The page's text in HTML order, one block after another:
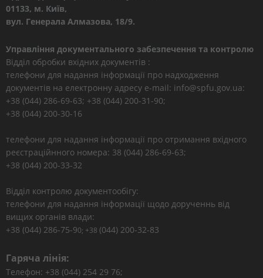
01133, м. Київ,
вул. Генерала Алмазова, 18/9.
Управління документального забезпечення та контролю
Відділ обробки вхідних документів :
телефони для надання інформації про надходження
документів на електронну адресу e-mail: info@spfu.gov.ua:
+38 (044) 286-69-63; +38 (044) 200-31-90;
+38 (044) 200-30-16
телефони для надання інформації про отримання вхідного
реєстраційнного номера: 38 (044) 286-69-63;
+38 (044) 200-33-32
Відділ контролю документообігу:
телефони для надання інформації щодо дорученнь від
вищих органів влади:
+38 (044) 286-75-90; +38 (044) 200-32-83
Гаряча лінія:
Телефон: +38 (044) 254 29 76;